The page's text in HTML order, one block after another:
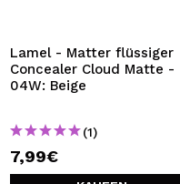
Lamel - Matter flüssiger
Concealer Cloud Matte -
04W: Beige
(1)
7,99€